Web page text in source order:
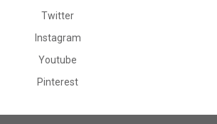
Twitter
Instagram
Youtube
Pinterest